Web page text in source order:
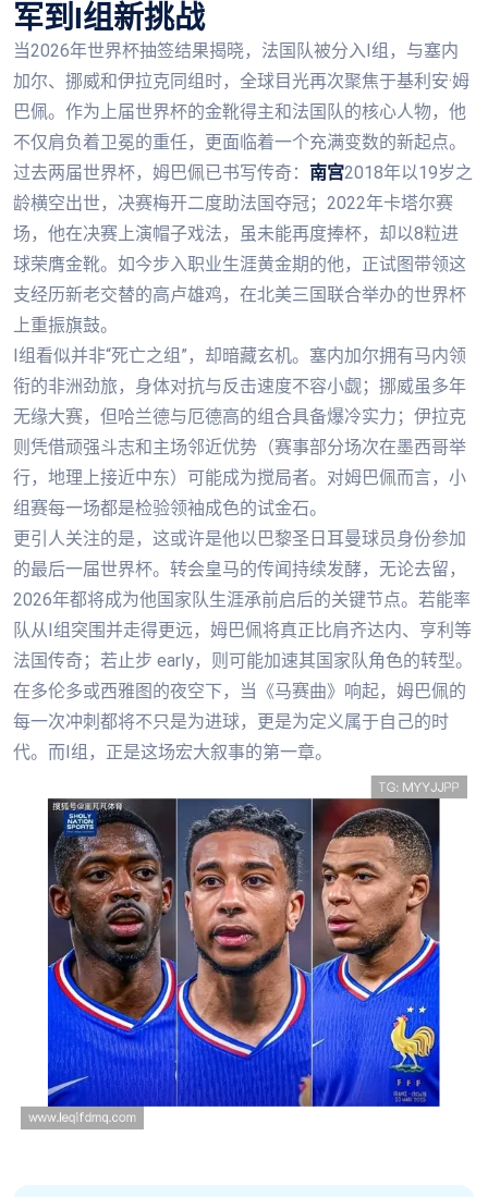
军到I组新挑战
当2026年世界杯抽签结果揭晓，法国队被分入I组，与塞内
加尔、挪威和伊拉克同组时，全球目光再次聚焦于基利安·姆
巴佩。作为上届世界杯的金靴得主和法国队的核心人物，他
不仅肩负着卫冕的重任，更面临着一个充满变数的新起点。
过去两届世界杯，姆巴佩已书写传奇： 南宫2018年以19岁之
龄横空出世，决赛梅开二度助法国夺冠；2022年卡塔尔赛
场，他在决赛上演帽子戏法，虽未能再度捧杯，却以8粒进
球荣膺金靴。如今步入职业生涯黄金期的他，正试图带领这
支经历新老交替的高卢雄鸡，在北美三国联合举办的世界杯
上重振旗鼓。
I组看似并非“死亡之组”，却暗藏玄机。塞内加尔拥有马内领
衔的非洲劲旅，身体对抗与反击速度不容小觑；挪威虽多年
无缘大赛，但哈兰德与厄德高的组合具备爆冷实力；伊拉克
则凭借顽强斗志和主场邻近优势（赛事部分场次在墨西哥举
行，地理上接近中东）可能成为搅局者。对姆巴佩而言，小
组赛每一场都是检验领袖成色的试金石。
更引人关注的是，这或许是他以巴黎圣日耳曼球员身份参加
的最后一届世界杯。转会皇马的传闻持续发酵，无论去留，
2026年都将成为他国家队生涯承前启后的关键节点。若能率
队从I组突围并走得更远，姆巴佩将真正比肩齐达内、亨利等
法国传奇；若止步 early，则可能加速其国家队角色的转型。
在多伦多或西雅图的夜空下，当《马赛曲》响起，姆巴佩的
每一次冲刺都将不只是为进球，更是为定义属于自己的时
代。而I组，正是这场宏大叙事的第一章。